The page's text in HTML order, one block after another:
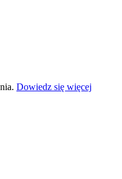
Dowiedz się więcej